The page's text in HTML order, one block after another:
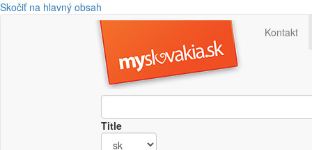
Skočiť na hlavný obsah
Kontakt
Title